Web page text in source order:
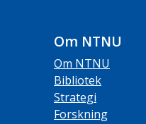
Om NTNU
Om NTNU
Bibliotek
Strategi
Forskning